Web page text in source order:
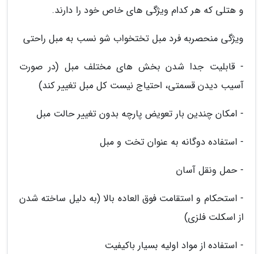
و هتلی که هر کدام ویژگی های خاص خود را دارند.
ویژگی منحصربه فرد مبل تختخواب شو نسب به مبل راحتی
- قابلیت جدا شدن بخش های مختلف مبل (در صورت
آسیب دیدن قسمتی، احتیاج نیست کل مبل تغییر کند)
- امکان چندین بار تعویض پارچه بدون تغییر حالت مبل
- استفاده دوگانه به عنوان تخت و مبل
- حمل ونقل آسان
- استحکام و استقامت فوق العاده بالا (به دلیل ساخته شدن
از اسکلت فلزی)
- استفاده از مواد اولیه بسیار باکیفیت